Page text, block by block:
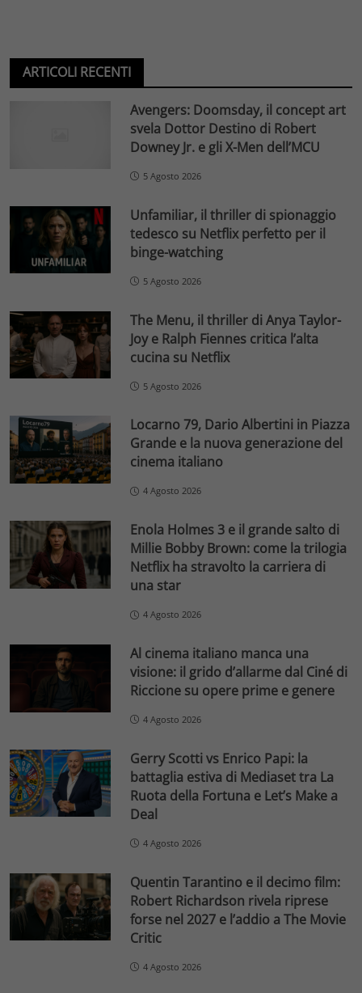
ARTICOLI RECENTI
Avengers: Doomsday, il concept art
svela Dottor Destino di Robert
Downey Jr. e gli X-Men dell’MCU
5 Agosto 2026
Unfamiliar, il thriller di spionaggio
tedesco su Netflix perfetto per il
binge-watching
5 Agosto 2026
The Menu, il thriller di Anya Taylor-
Joy e Ralph Fiennes critica l’alta
cucina su Netflix
5 Agosto 2026
Locarno 79, Dario Albertini in Piazza
Grande e la nuova generazione del
cinema italiano
4 Agosto 2026
Enola Holmes 3 e il grande salto di
Millie Bobby Brown: come la trilogia
Netflix ha stravolto la carriera di
una star
4 Agosto 2026
Al cinema italiano manca una
visione: il grido d’allarme dal Ciné di
Riccione su opere prime e genere
4 Agosto 2026
Gerry Scotti vs Enrico Papi: la
battaglia estiva di Mediaset tra La
Ruota della Fortuna e Let’s Make a
Deal
4 Agosto 2026
Quentin Tarantino e il decimo film:
Robert Richardson rivela riprese
forse nel 2027 e l’addio a The Movie
Critic
4 Agosto 2026